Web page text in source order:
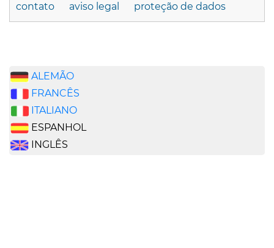
contato aviso legal proteção de dados
ALEMÃO
FRANCÊS
ITALIANO
ESPANHOL
INGLÊS